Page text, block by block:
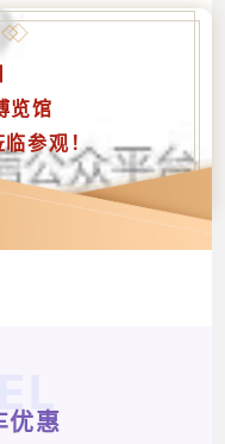
览馆
临参观！
优惠